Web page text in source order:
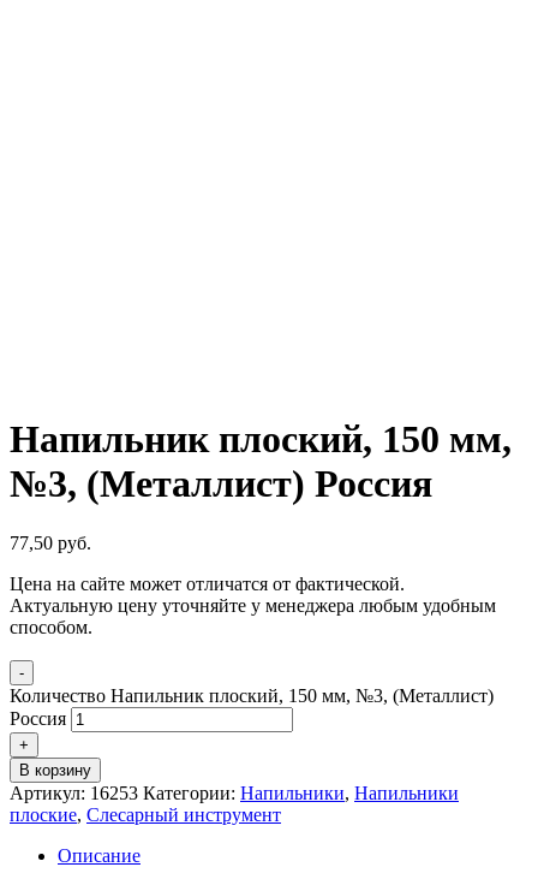
Напильник плоский, 150 мм,
№3, (Металлист) Россия
77,50 руб.
Цена на сайте может отличатся от фактической.
Актуальную цену уточняйте у менеджера любым удобным
способом.
-
Количество Напильник плоский, 150 мм, №3, (Металлист)
Россия
+
В корзину
Артикул: 16253 Категории: Напильники, Напильники
плоские, Слесарный инструмент
Описание